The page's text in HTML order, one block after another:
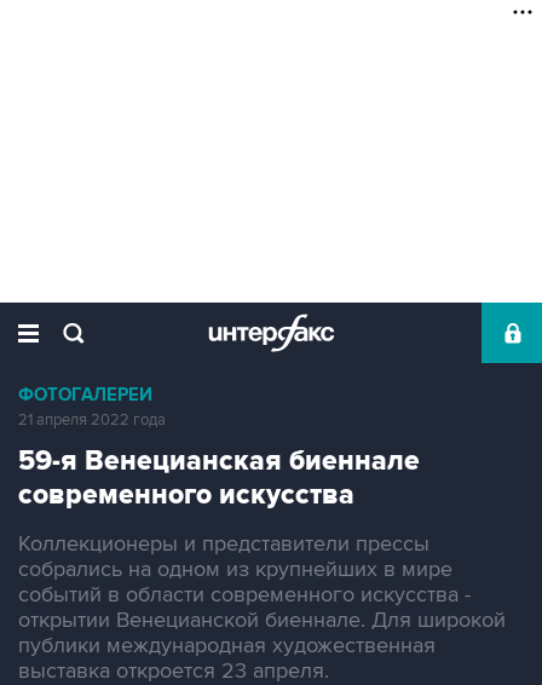
ФОТОГАЛЕРЕИ
21 апреля 2022 года
59-я Венецианская биеннале
современного искусства
Коллекционеры и представители прессы
собрались на одном из крупнейших в мире
событий в области современного искусства -
открытии Венецианской биеннале. Для широкой
публики международная художественная
выставка откроется 23 апреля.